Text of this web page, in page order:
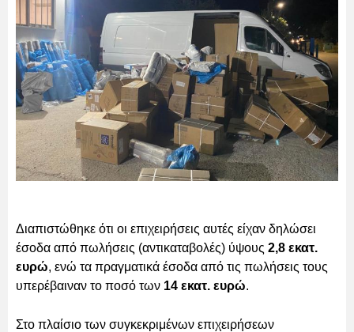
Διαπιστώθηκε ότι οι επιχειρήσεις αυτές είχαν δηλώσει
έσοδα από πωλήσεις (αντικαταβολές) ύψους 2,8 εκατ.
ευρώ, ενώ τα πραγματικά έσοδα από τις πωλήσεις τους
υπερέβαιναν το ποσό των 14 εκατ. ευρώ.
Στο πλαίσιο των συγκεκριμένων επιχειρήσεων